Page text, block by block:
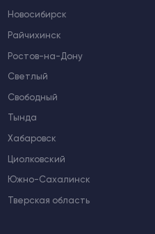
Новосибирск
Райчихинск
Ростов-на-Дону
Светлый
Свободный
Тында
Хабаровск
Циолковский
Южно-Сахалинск
Тверская область